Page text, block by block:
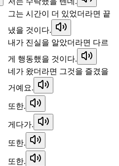
그는 시간이 더 있었더라면 끝
냈을 것이다.
내가 진실을 알았더라면 다르
게 행동했을 것이다.
네가 왔더라면 그것을 즐겼을
거예요.
또한.
게다가.
또한.
또한.